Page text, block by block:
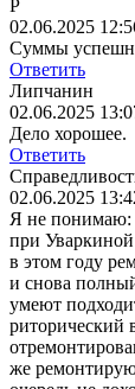
Р
02.06.2025
Суммы
Ответить
Липчанин
02.06.2025
Дело хорошее.
Ответить
02.06.2025
Я не понимаю:
при
в этом году
и снова
умеют
риторический
же